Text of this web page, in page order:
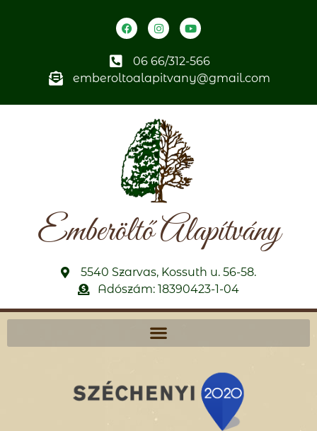
06 66/312-566
emberoltoalapitvany@gmail.com
Emberöltő Alapítvány
5540 Szarvas, Kossuth u. 56-58.
Adószám: 18390423-1-04